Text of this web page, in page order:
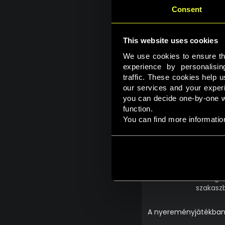
Consent
This website uses cookies
We use cookies to ensure
experience by
traffic. These cookies help
our services and your
you can decide one-by-one
function.
You can find more
nincs más
A